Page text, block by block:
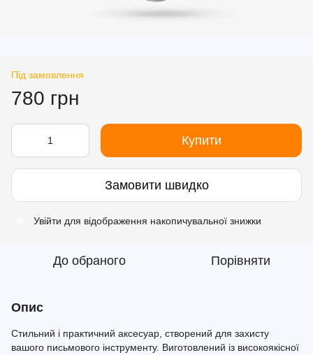
Під замовлення
780 грн
Купити
Замовити швидко
Увійти для відображення накопичувальної знижки
До обраного Порівняти
Опис
Стильний і практичний аксесуар, створений для захисту
вашого письмового інструменту. Виготовлений із високоякісної